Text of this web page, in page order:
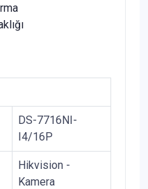
DS-7716NI-
I4/16P
Hikvision -
Kamera